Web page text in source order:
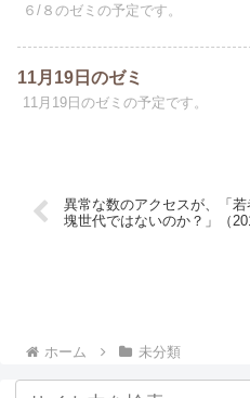
６/８のゼミの予定です。
11月19日のゼミ
11月19日のゼミの予定です。
異常な数のアクセスが、「
塊世代ではないのか？」（
ホーム 未分類